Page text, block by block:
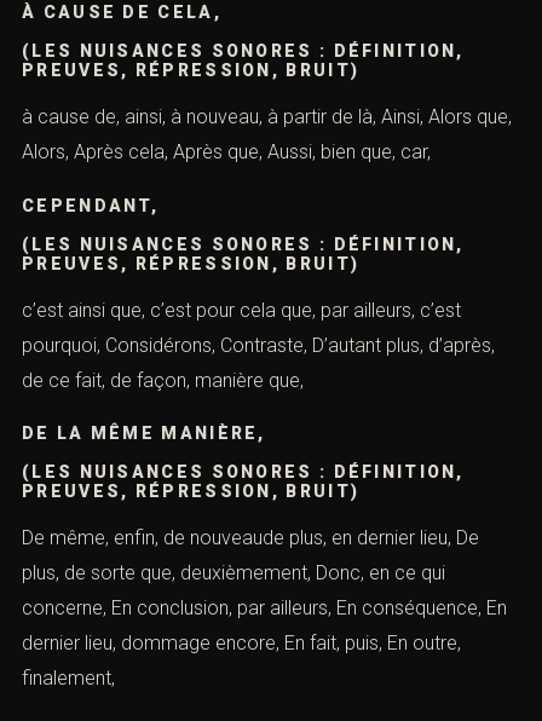
À CAUSE DE CELA,
(LES NUISANCES SONORES : DÉFINITION,
PREUVES, RÉPRESSION, BRUIT)
à cause de, ainsi, à nouveau, à partir de là, Ainsi, Alors que,
Alors, Après cela, Après que, Aussi, bien que, car,
CEPENDANT,
(LES NUISANCES SONORES : DÉFINITION,
PREUVES, RÉPRESSION, BRUIT)
c’est ainsi que, c’est pour cela que, par ailleurs, c’est
pourquoi, Considérons, Contraste, D’autant plus, d’après,
de ce fait, de façon, manière que,
DE LA MÊME MANIÈRE,
(LES NUISANCES SONORES : DÉFINITION,
PREUVES, RÉPRESSION, BRUIT)
De même, enfin, de nouveaude plus, en dernier lieu, De
plus, de sorte que, deuxièmement, Donc, en ce qui
concerne, En conclusion, par ailleurs, En conséquence, En
dernier lieu, dommage encore, En fait, puis, En outre,
finalement,